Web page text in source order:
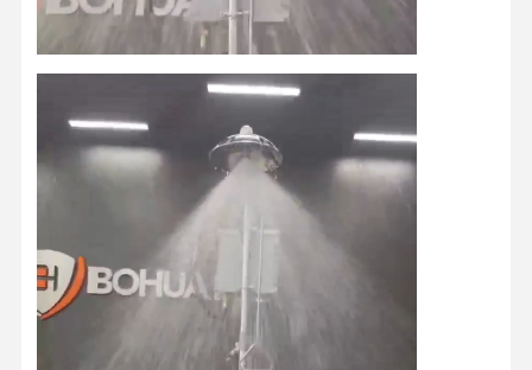
Kiểm Soát
LIÊN HỆ VỚI
CHÚNG TÔI
Blog
Nói Chuyện
Ngay.
Tắm khẩn cấp và rửa mắt
Nước rửa mắt cường lực
Trạm rửa mắt gắn tường